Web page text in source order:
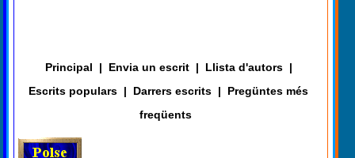
Principal | Envia un escrit | Llista d'autors |
Escrits populars | Darrers escrits |
Pregüntes més
freqüents